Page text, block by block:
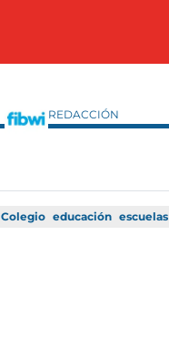
REDACCIÓN
Colegio educación escuelas